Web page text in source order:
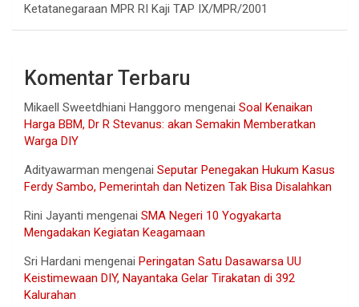
Ketatanegaraan MPR RI Kaji TAP IX/MPR/2001
Komentar Terbaru
Mikaell Sweetdhiani Hanggoro mengenai Soal Kenaikan
Harga BBM, Dr R Stevanus: akan Semakin Memberatkan
Warga DIY
Adityawarman mengenai Seputar Penegakan Hukum Kasus
Ferdy Sambo, Pemerintah dan Netizen Tak Bisa Disalahkan
Rini Jayanti mengenai SMA Negeri 10 Yogyakarta
Mengadakan Kegiatan Keagamaan
Sri Hardani mengenai Peringatan Satu Dasawarsa UU
Keistimewaan DIY, Nayantaka Gelar Tirakatan di 392
Kalurahan